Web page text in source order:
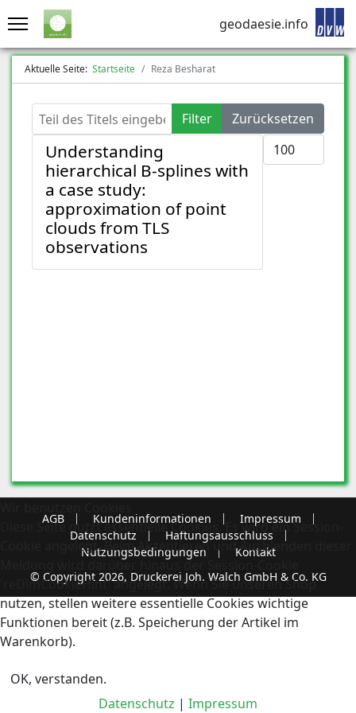
geodaesie.info
Aktuelle Seite: Startseite Reza Besharat
Teil des Titels eingeben Filter
Zurücksetzen
Anzeige #
Understanding
hierarchical B-splines with
a case study:
approximation of point
clouds from TLS
observations
AGB Kundeninformationen
Impressum
Datenschutz
Haftungsausschluss
Nutzungsbedingungen
Kontakt
© Copyright 2026, Druckerei Joh. Walch GmbH & Co. KG
Diese Seite nutzt essentielle Cookies. Es wird ein Session-
Cookie angelegt. Beim Akzeptieren und Ausblenden dieser
Meldung wird darüber hinaus der Session-Cookie
'reDimCookieHint' angelegt. Wenn Sie unseren Shop
nutzen, stellen weitere essentielle Cookies wichtige
Funktionen bereit (z.B. Speicherung der Artikel im
Warenkorb).
OK, verstanden.
Datenschutz | Impressum